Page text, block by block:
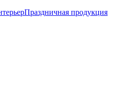
Праздничная продукция